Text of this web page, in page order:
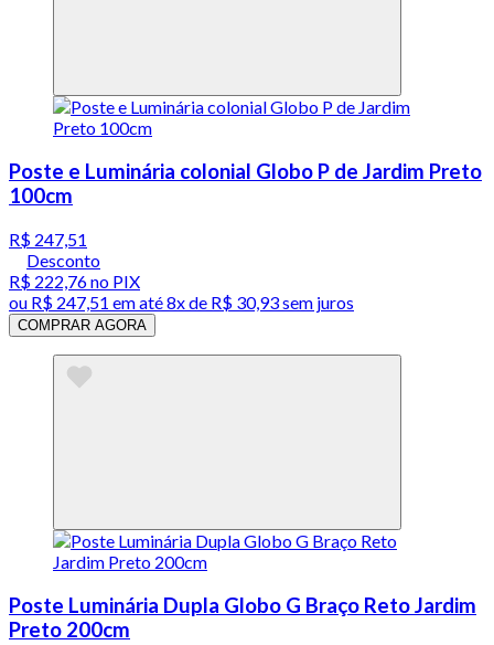
Poste e Luminária colonial Globo P de Jardim Preto
100cm
R$ 247,51
Desconto
R$ 222,76no PIX
ou R$ 247,51 em até8x de R$ 30,93 sem juros
COMPRAR AGORA
Poste Luminária Dupla Globo G Braço Reto Jardim
Preto 200cm